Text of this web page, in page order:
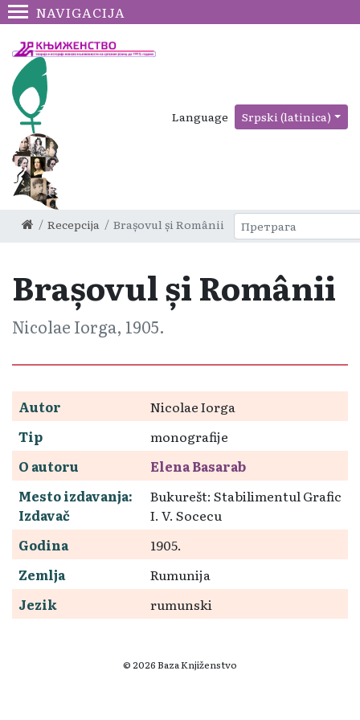
NAVIGACIJA
Language Srpski (latinica)
Recepcija Brașovul și Românii
Brașovul și Românii
Nicolae Iorga, 1905.
Autor
Nicolae Iorga
Tip
monografije
O autoru
Elena Basarab
Mesto izdavanja:
Izdavač
Bukurešt: Stabilimentul Grafic
I. V. Socecu
Godina
1905.
Zemlja
Rumunija
Jezik
rumunski
© 2026 Baza Knjiženstvo